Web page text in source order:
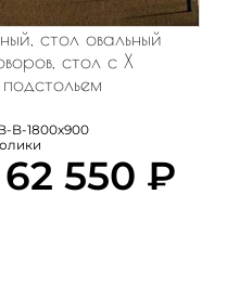
стол овальный
стол с Х
B-1800х900
62 550 ₽